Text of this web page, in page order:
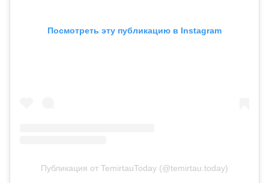
Посмотреть эту публикацию в Instagram
Публикация от TemirtauToday (@temirtau.today)